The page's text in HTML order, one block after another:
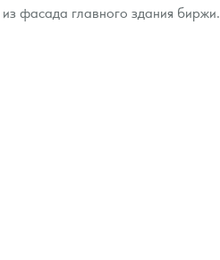
фасада главного здания биржи.